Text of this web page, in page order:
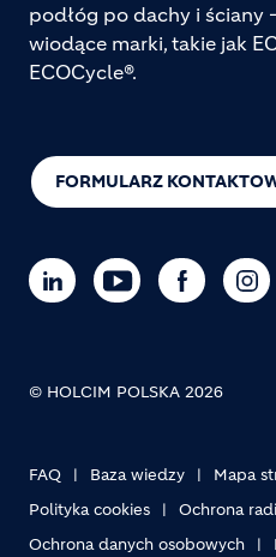
FORMULARZ
podłóg po dachy i ściany
wiodące marki, takie jak
ECOCycle®.
Footer bottom
© HOLCIM POLSKA 2026
FAQ Baza wiedzy Mapa
Polityka cookies
Ochrona
Ochrona danych osobowych